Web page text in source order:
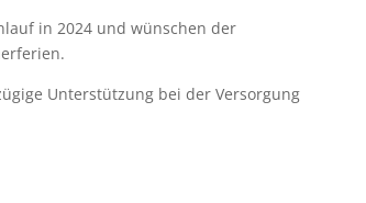
in 2024 und wünschen der
Unterstützung bei der Versorgung